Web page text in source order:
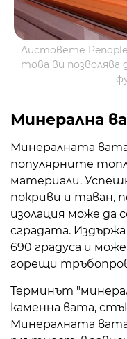
Листовете
това ви позволява
Минерална
Минералната
популярните
материали.
покриви и таван,
изолация може да
сградата.
690 градуса и
горещи
Терминът
каменна вата,
Минералната вата